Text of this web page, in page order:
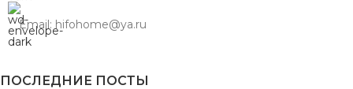
Email: hifohome@ya.ru
ПОСЛЕДНИЕ ПОСТЫ